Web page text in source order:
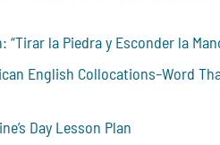
“Tirar la Piedra y Esconder la
English Collocations–Word
Day Lesson Plan